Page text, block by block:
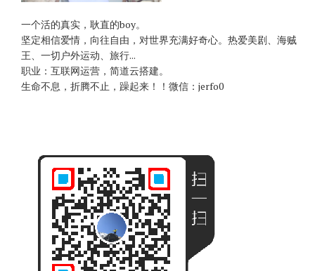
一个活的真实，耿直的boy。
坚定相信爱情，向往自由，对世界充满好奇心。热爱美剧、海贼
王、一切户外运动、旅行...
职业：互联网运营，简道云搭建。
生命不息，折腾不止，躁起来！！微信：jerfo0